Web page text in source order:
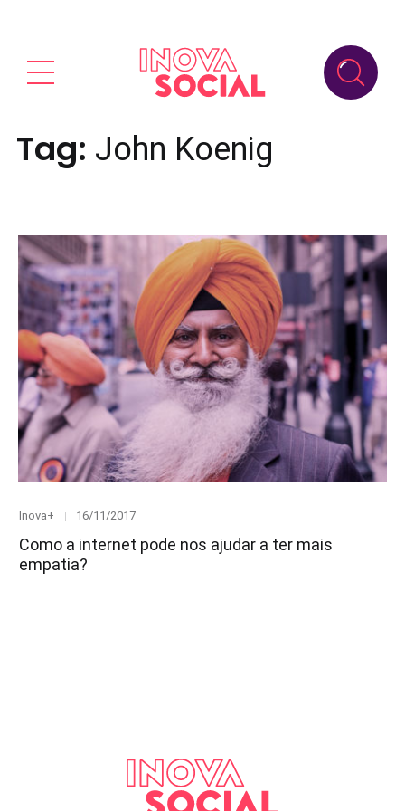
Tag: John Koenig
Category
Inova+
Posted
16/11/2017
Como a internet pode nos ajudar a ter mais
empatia?